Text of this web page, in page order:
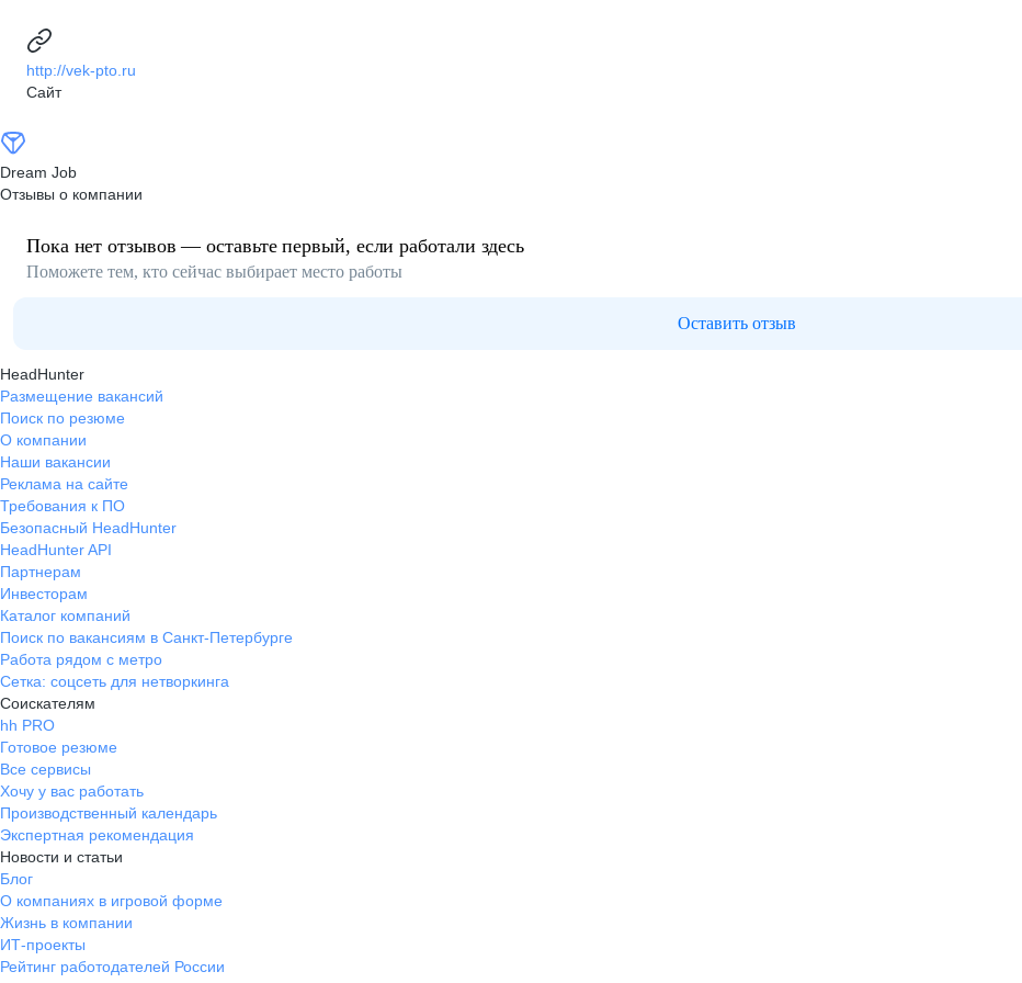
http://vek-pto.ru
Сайт
Dream Job
Отзывы о компании
Пока нет отзывов — оставьте первый, если работали здесь
Поможете тем, кто сейчас выбирает место работы
Оставить отзыв
HeadHunter
Размещение вакансий
Поиск по резюме
О компании
Наши вакансии
Реклама на сайте
Требования к ПО
Безопасный HeadHunter
HeadHunter API
Партнерам
Инвесторам
Каталог компаний
Поиск по вакансиям в Санкт-Петербурге
Работа рядом с метро
Сетка: соцсеть для нетворкинга
Соискателям
hh PRO
Готовое резюме
Все сервисы
Хочу у вас работать
Производственный календарь
Экспертная рекомендация
Новости и статьи
Блог
О компаниях в игровой форме
Жизнь в компании
ИТ-проекты
Рейтинг работодателей России